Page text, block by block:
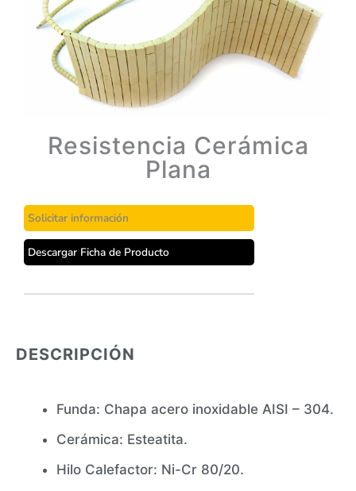
Resistencia Cerámica
Plana
Solicitar información
Descargar Ficha de Producto
DESCRIPCIÓN
Funda: Chapa acero inoxidable AISI – 304.
Cerámica: Esteatita.
Hilo Calefactor: Ni-Cr 80/20.